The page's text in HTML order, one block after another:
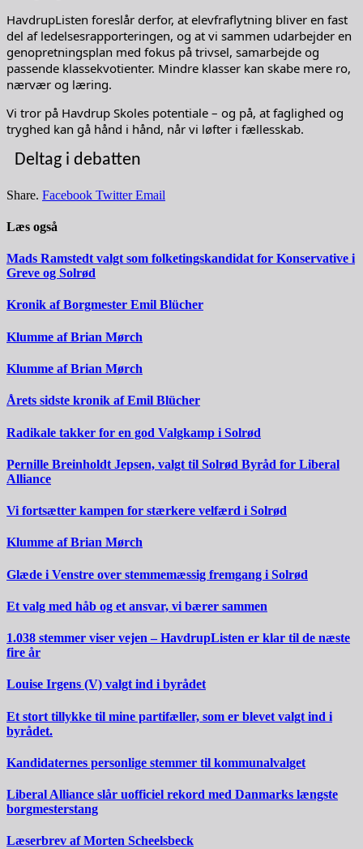
HavdrupListen foreslår derfor, at elevfraflytning bliver en fast
del af ledelsesrapporteringen, og at vi sammen udarbejder en
genopretningsplan med fokus på trivsel, samarbejde og
passende klassekvotienter. Mindre klasser kan skabe mere ro,
nærvær og læring.
Vi tror på Havdrup Skoles potentiale – og på, at faglighed og
tryghed kan gå hånd i hånd, når vi løfter i fællesskab.
Deltag i debatten
Share. Facebook Twitter Email
Læs også
Mads Ramstedt valgt som folketingskandidat for Konservative i
Greve og Solrød
Kronik af Borgmester Emil Blücher
Klumme af Brian Mørch
Klumme af Brian Mørch
Årets sidste kronik af Emil Blücher
Radikale takker for en god Valgkamp i Solrød
Pernille Breinholdt Jepsen, valgt til Solrød Byråd for Liberal
Alliance
Vi fortsætter kampen for stærkere velfærd i Solrød
Klumme af Brian Mørch
Glæde i Venstre over stemmemæssig fremgang i Solrød
Et valg med håb og et ansvar, vi bærer sammen
1.038 stemmer viser vejen – HavdrupListen er klar til de næste
fire år
Louise Irgens (V) valgt ind i byrådet
Et stort tillykke til mine partifæller, som er blevet valgt ind i
byrådet.
Kandidaternes personlige stemmer til kommunalvalget
Liberal Alliance slår uofficiel rekord med Danmarks længste
borgmesterstang
Læserbrev af Morten Scheelsbeck